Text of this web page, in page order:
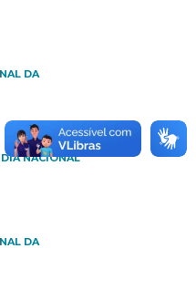
DA
NACIONAL
DA